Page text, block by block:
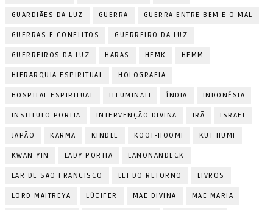
GUARDIÃES DA LUZ GUERRA GUERRA ENTRE BEM E O MAL
GUERRAS E CONFLITOS GUERREIRO DA LUZ
GUERREIROS DA LUZ HARAS HEMK HEMM
HIERARQUIA ESPIRITUAL HOLOGRAFIA
HOSPITAL ESPIRITUAL ILLUMINATI ÍNDIA INDONÉSIA
INSTITUTO PORTIA INTERVENÇÃO DIVINA IRÃ ISRAEL
JAPÃO KARMA KINDLE KOOT-HOOMI KUT HUMI
KWAN YIN LADY PORTIA LANONANDECK
LAR DE SÃO FRANCISCO LEI DO RETORNO LIVROS
LORD MAITREYA LÚCIFER MÃE DIVINA MÃE MARIA